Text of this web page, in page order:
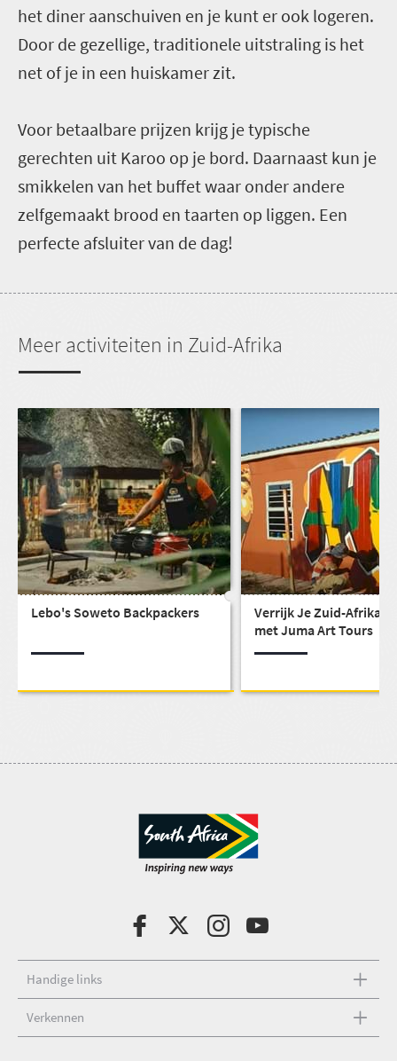
het diner aanschuiven en je kunt er ook logeren.
Door de gezellige, traditionele uitstraling is het
net of je in een huiskamer zit.
Voor betaalbare prijzen krijg je typische
gerechten uit Karoo op je bord. Daarnaast kun je
smikkelen van het buffet waar onder andere
zelfgemaakt brood en taarten op liggen. Een
perfecte afsluiter van de dag!
Meer activiteiten in Zuid-Afrika
Lebo's Soweto Backpackers
Verrijk Je Zuid-
met Juma Art Tours
Handige links
Verkennen